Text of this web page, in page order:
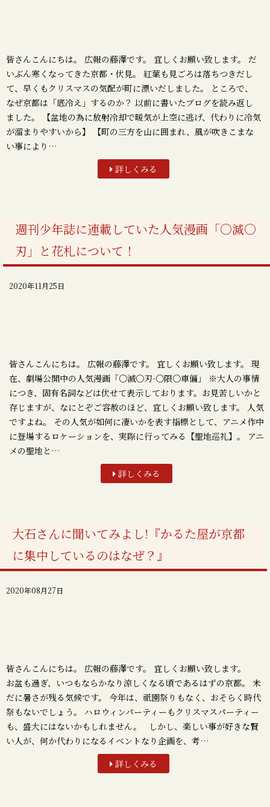
皆さんこんにちは。 広報の藤澤です。 宜しくお願い致します。 だ
いぶん寒くなってきた京都・伏見。 紅葉も見ごろは落ちつきだし
て、早くもクリスマスの気配が町に漂いだしました。 ところで、
なぜ京都は「底冷え」するのか？ 以前に書いたブログを読み返し
ました。 【盆地の為に放射冷却で暖気が上空に逃げ、代わりに冷気
が溜まりやすいから】 【町の三方を山に囲まれ、風が吹きこまな
い事により…
詳しくみる
週刊少年誌に連載していた人気漫画「〇滅〇
刃」と花札について！
2020年11月25日
皆さんこんにちは。 広報の藤澤です。 宜しくお願い致します。 現
在、劇場公開中の人気漫画「〇滅〇刃-〇限〇車偏」 ※大人の事情
につき、固有名詞などは伏せて表示しております。お見苦しいかと
存じますが、なにとぞご容赦のほど、宜しくお願い致します。 人気
ですよね。 その人気が如何に凄いかを表す指標として、アニメ作中
に登場するロケーションを、実際に行ってみる【聖地巡礼】。 アニ
メの聖地と…
詳しくみる
大石さんに聞いてみよし!『かるた屋が京都
に集中しているのはなぜ？』
2020年08月27日
皆さんこんにちは。 広報の藤澤です。 宜しくお願い致します。
お盆も過ぎ、いつもならかなり涼しくなる頃であるはずの京都。 未
だに暑さが残る気候です。 今年は、祇園祭りもなく、おそらく時代
祭もないでしょう。 ハロウィンパーティーもクリスマスパーティー
も、盛大にはないかもしれません。 しかし、楽しい事が好きな賢
い人が、何か代わりになるイベントなり企画を、考…
詳しくみる